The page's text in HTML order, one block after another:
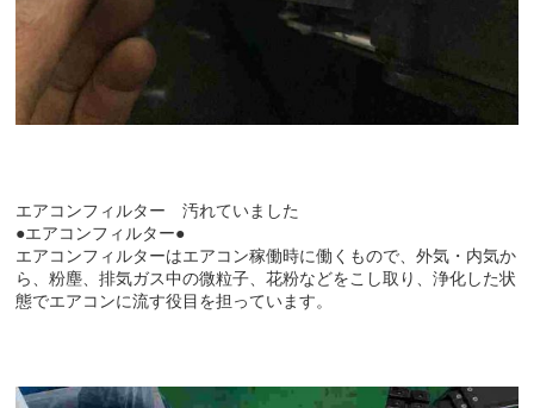
エアコンフィルター 汚れていました
●エアコンフィルター●
エアコンフィルターはエアコン稼働時に働くもので、外気・内気か
ら、粉塵、排気ガス中の微粒子、花粉などをこし取り、浄化した状
態でエアコンに流す役目を担っています。